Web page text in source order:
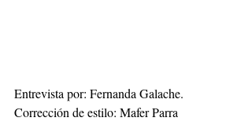
Entrevista por: Fernanda Galache.
Corrección de estilo: Mafer Parra